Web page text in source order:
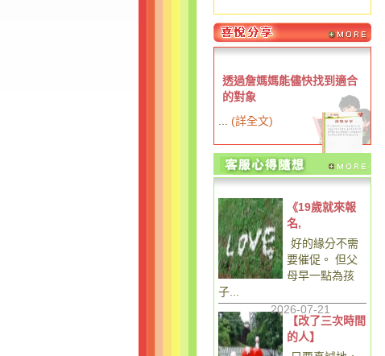
透過詹媽媽能儘快找到適合
的對象
(詳全文)
《19歲就來報
名,
好的緣分不需
要催促。 但父
母早一點為孩
子...
2026-07-21
【改了三次時間
的人】